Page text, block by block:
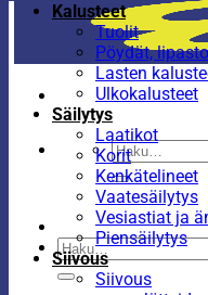
Etsi:
Etsi:
Kalusteet
Tuolit
Pöydät,
Lasten
Ulkokalusteet
Säilytys
Laatikot
Korit
Kenkätelineet
Vaatesäilytys
Vesiastiat ja
Piensäilytys
Siivous
Siivous